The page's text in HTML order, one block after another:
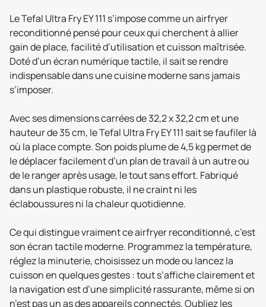
Le Tefal Ultra Fry EY 111 s’impose comme un airfryer
reconditionné pensé pour ceux qui cherchent à allier
gain de place, facilité d’utilisation et cuisson maîtrisée.
Doté d’un écran numérique tactile, il sait se rendre
indispensable dans une cuisine moderne sans jamais
s’imposer.
Avec ses dimensions carrées de 32,2 x 32,2 cm et une
hauteur de 35 cm, le Tefal Ultra Fry EY 111 sait se faufiler là
où la place compte. Son poids plume de 4,5 kg permet de
le déplacer facilement d’un plan de travail à un autre ou
de le ranger après usage, le tout sans effort. Fabriqué
dans un plastique robuste, il ne craint ni les
éclaboussures ni la chaleur quotidienne.
Ce qui distingue vraiment ce airfryer reconditionné, c’est
son écran tactile moderne. Programmez la température,
réglez la minuterie, choisissez un mode ou lancez la
cuisson en quelques gestes : tout s’affiche clairement et
la navigation est d’une simplicité rassurante, même si on
n’est pas un as des appareils connectés. Oubliez les